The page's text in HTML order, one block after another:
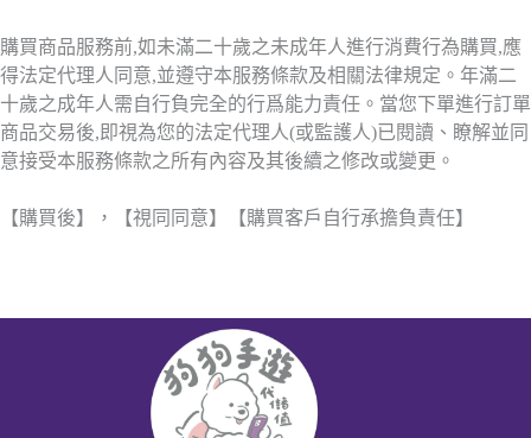
購買商品服務前,如未滿二十歲之未成年人進行消費行為購買,應
得法定代理人同意,並遵守本服務條款及相關法律規定。年滿二
十歲之成年人需自行負完全的行爲能力責任。當您下單進行訂單
商品交易後,即視為您的法定代理人(或監護人)已閱讀、瞭解並同
意接受本服務條款之所有內容及其後續之修改或變更。
【購買後】，【視同同意】【購買客戶自行承擔負責任】